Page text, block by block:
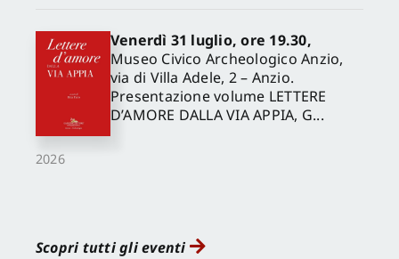
2026
Venerdì 31 luglio, ore 19.30,
Museo Civico Archeologico Anzio,
via di Villa Adele, 2 – Anzio.
Presentazione volume LETTERE
D’AMORE DALLA VIA APPIA, G...
Scopri tutti gli eventi